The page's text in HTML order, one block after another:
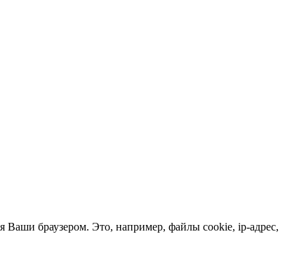
базе лекал мы можем изготовить коврики для
безопасность. Время изготовления
вариант для вашей машины. Учтем все
и стильные коврики, которые прослужат